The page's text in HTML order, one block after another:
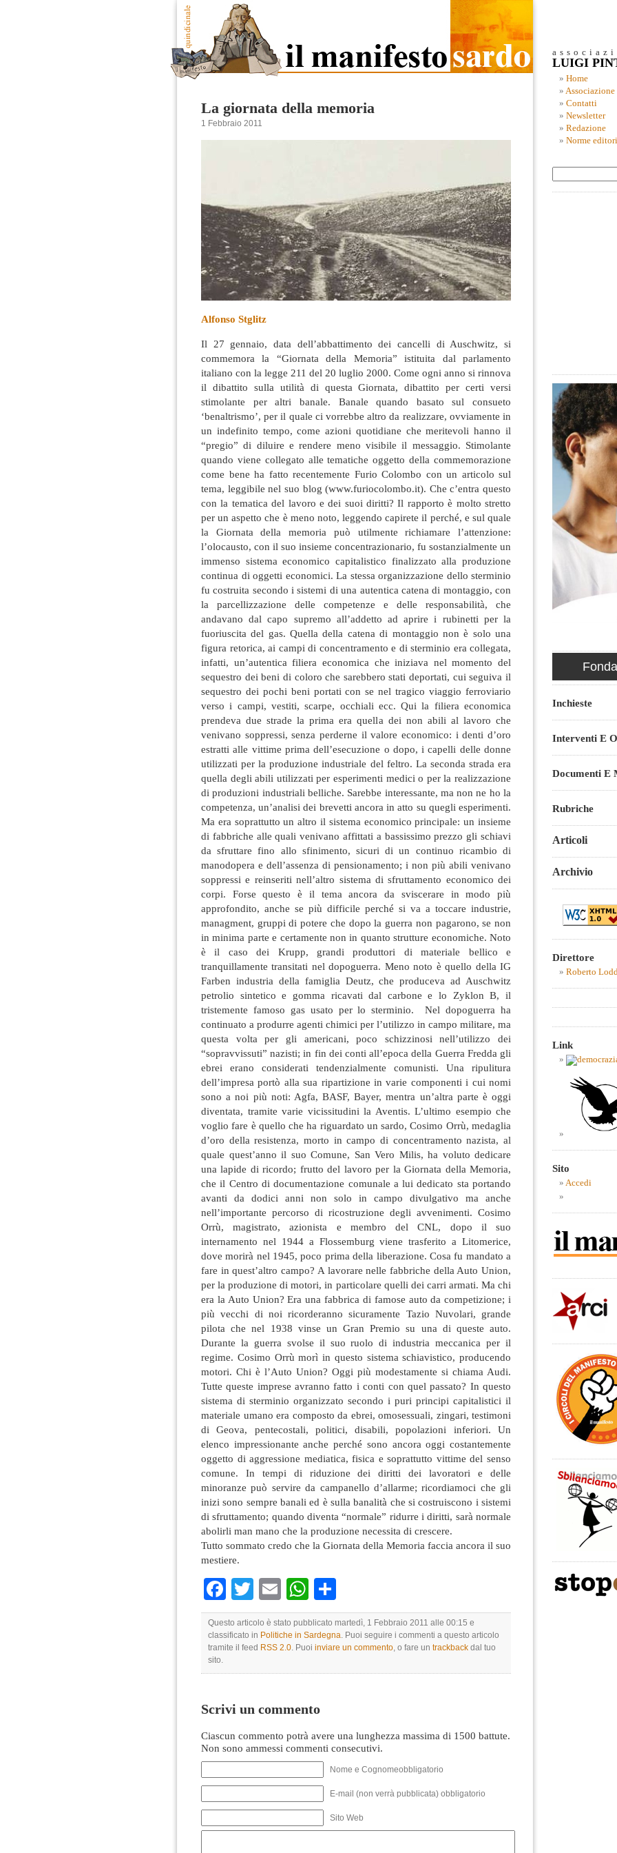
La giornata della memoria
1 Febbraio 2011
Alfonso Stglitz
Il 27 gennaio, data dell’abbattimento dei cancelli di Auschwitz, si
commemora la “Giornata della Memoria” istituita dal parlamento
italiano con la legge 211 del 20 luglio 2000. Come ogni anno si rinnova
il dibattito sulla utilità di questa Giornata, dibattito per certi versi
stimolante per altri banale. Banale quando basato sul consueto
‘benaltrismo’, per il quale ci vorrebbe altro da realizzare, ovviamente in
un indefinito tempo, come azioni quotidiane che meritevoli hanno il
“pregio” di diluire e rendere meno visibile il messaggio. Stimolante
quando viene collegato alle tematiche oggetto della commemorazione
come bene ha fatto recentemente Furio Colombo con un articolo sul
tema, leggibile nel suo blog (www.furiocolombo.it). Che c’entra questo
con la tematica del lavoro e dei suoi diritti? Il rapporto è molto stretto
per un aspetto che è meno noto, leggendo capirete il perché, e sul quale
la Giornata della memoria può utilmente richiamare l’attenzione:
l’olocausto, con il suo insieme concentrazionario, fu sostanzialmente un
immenso sistema economico capitalistico finalizzato alla produzione
continua di oggetti economici. La stessa organizzazione dello sterminio
fu costruita secondo i sistemi di una autentica catena di montaggio, con
la parcellizzazione delle competenze e delle responsabilità, che
andavano dal capo supremo all’addetto ad aprire i rubinetti per la
fuoriuscita del gas. Quella della catena di montaggio non è solo una
figura retorica, ai campi di concentramento e di sterminio era collegata,
infatti, un’autentica filiera economica che iniziava nel momento del
sequestro dei beni di coloro che sarebbero stati deportati, cui seguiva il
sequestro dei pochi beni portati con se nel tragico viaggio ferroviario
verso i campi, vestiti, scarpe, occhiali ecc. Qui la filiera economica
prendeva due strade la prima era quella dei non abili al lavoro che
venivano soppressi, senza perderne il valore economico: i denti d’oro
estratti alle vittime prima dell’esecuzione o dopo, i capelli delle donne
utilizzati per la produzione industriale del feltro. La seconda strada era
quella degli abili utilizzati per esperimenti medici o per la realizzazione
di produzioni industriali belliche. Sarebbe interessante, ma non ne ho la
competenza, un’analisi dei brevetti ancora in atto su quegli esperimenti.
Ma era soprattutto un altro il sistema economico principale: un insieme
di fabbriche alle quali venivano affittati a bassissimo prezzo gli schiavi
da sfruttare fino allo sfinimento, sicuri di un continuo ricambio di
manodopera e dell’assenza di pensionamento; i non più abili venivano
soppressi e reinseriti nell’altro sistema di sfruttamento economico dei
corpi. Forse questo è il tema ancora da sviscerare in modo più
approfondito, anche se più difficile perché si va a toccare industrie,
managment, gruppi di potere che dopo la guerra non pagarono, se non
in minima parte e certamente non in quanto strutture economiche. Noto
è il caso dei Krupp, grandi produttori di materiale bellico e
tranquillamente transitati nel dopoguerra. Meno noto è quello della IG
Farben industria della famiglia Deutz, che produceva ad Auschwitz
petrolio sintetico e gomma ricavati dal carbone e lo Zyklon B, il
tristemente famoso gas usato per lo sterminio. Nel dopoguerra ha
continuato a produrre agenti chimici per l’utilizzo in campo militare, ma
questa volta per gli americani, poco schizzinosi nell’utilizzo dei
“sopravvissuti” nazisti; in fin dei conti all’epoca della Guerra Fredda gli
ebrei erano considerati tendenzialmente comunisti. Una ripulitura
dell’impresa portò alla sua ripartizione in varie componenti i cui nomi
sono a noi più noti: Agfa, BASF, Bayer, mentra un’altra parte è oggi
diventata, tramite varie vicissitudini la Aventis. L’ultimo esempio che
voglio fare è quello che ha riguardato un sardo, Cosimo Orrù, medaglia
d’oro della resistenza, morto in campo di concentramento nazista, al
quale quest’anno il suo Comune, San Vero Milis, ha voluto dedicare
una lapide di ricordo; frutto del lavoro per la Giornata della Memoria,
che il Centro di documentazione comunale a lui dedicato sta portando
avanti da dodici anni non solo in campo divulgativo ma anche
nell’importante percorso di ricostruzione degli avvenimenti. Cosimo
Orrù, magistrato, azionista e membro del CNL, dopo il suo
internamento nel 1944 a Flossemburg viene trasferito a Litomerice,
dove morirà nel 1945, poco prima della liberazione. Cosa fu mandato a
fare in quest’altro campo? A lavorare nelle fabbriche della Auto Union,
per la produzione di motori, in particolare quelli dei carri armati. Ma chi
era la Auto Union? Era una fabbrica di famose auto da competizione; i
più vecchi di noi ricorderanno sicuramente Tazio Nuvolari, grande
pilota che nel 1938 vinse un Gran Premio su una di queste auto.
Durante la guerra svolse il suo ruolo di industria meccanica per il
regime. Cosimo Orrù morì in questo sistema schiavistico, producendo
motori. Chi è l’Auto Union? Oggi più modestamente si chiama Audi.
Tutte queste imprese avranno fatto i conti con quel passato? In questo
sistema di sterminio organizzato secondo i puri principi capitalistici il
materiale umano era composto da ebrei, omosessuali, zingari, testimoni
di Geova, pentecostali, politici, disabili, popolazioni inferiori. Un
elenco impressionante anche perché sono ancora oggi costantemente
oggetto di aggressione mediatica, fisica e soprattutto vittime del senso
comune. In tempi di riduzione dei diritti dei lavoratori e delle
minoranze può servire da campanello d’allarme; ricordiamoci che gli
inizi sono sempre banali ed è sulla banalità che si costruiscono i sistemi
di sfruttamento; quando diventa “normale” ridurre i diritti, sarà normale
abolirli man mano che la produzione necessita di crescere.
Tutto sommato credo che la Giornata della Memoria faccia ancora il suo
mestiere.
Facebook
TwitterEmailWhatsApp
Questo articolo è stato pubblicato martedì, 1 Febbraio 2011 alle 00:15 e
classificato in Politiche in Sardegna. Puoi seguire i commenti a questo articolo
tramite il feed RSS 2.0. Puoi inviare un commento, o fare un trackback dal tuo
sito.
Scrivi un commento
Ciascun commento potrà avere una lunghezza massima di 1500 battute.
Non sono ammessi commenti consecutivi.
Nome e Cognomeobbligatorio
E-mail (non verrà pubblicata) obbligatorio
Sito Web
LUIGI
Home
Associazione
Contatti
Newsletter
Redazione
Norme
Inchieste
Interventi E
Documenti E
Rubriche
Articoli
Archivio
Direttore
Roberto
Link
Sito
Accedi